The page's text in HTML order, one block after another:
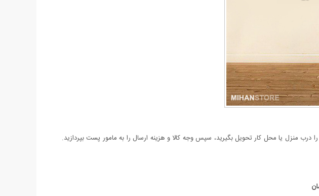
منزل یا محل کار تحویل بگیرید، سپس وجه کالا و هزینه ارسال را به مامور پست بپردازید.